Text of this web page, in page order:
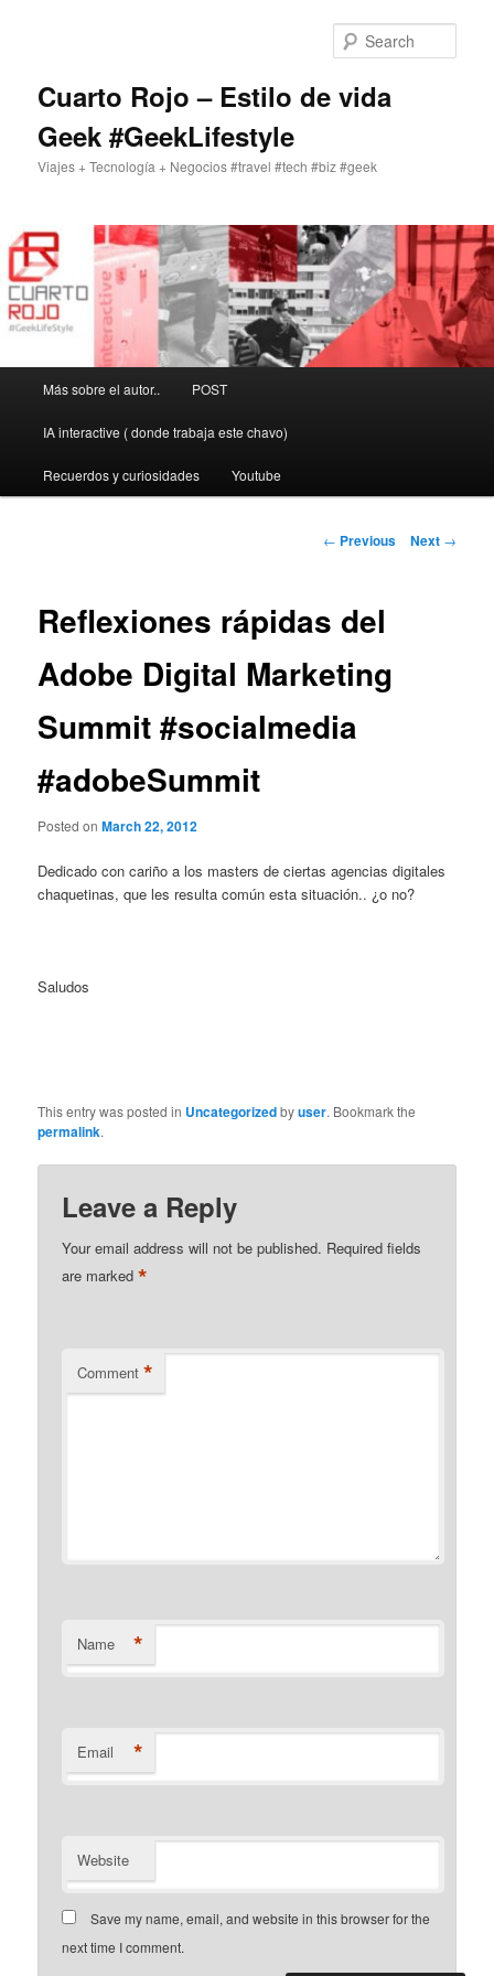
Cuarto Rojo – Estilo de vida
Geek #GeekLifestyle
Viajes + Tecnología + Negocios #travel #tech #biz #geek
Más sobre el autor.. POST
IA interactive ( donde trabaja este chavo)
Recuerdos y curiosidades Youtube
Post
← Previous Next →
Reflexiones rápidas del
Adobe Digital Marketing
Summit #socialmedia
#adobeSummit
Posted onMarch 22, 2012
Dedicado con cariño a los masters de ciertas agencias digitales
chaquetinas, que les resulta común esta situación.. ¿o no?
Saludos
This entry was posted in Uncategorizedbyuser. Bookmark the
permalink.
Leave a Reply
Your email address will not be published. Required fields
are marked*
Comment *
Name *
Email *
Website
Save my name, email, and website in this browser for the
next time I comment.